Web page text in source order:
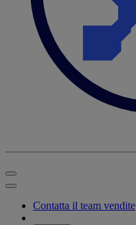
Contatta il team vendite